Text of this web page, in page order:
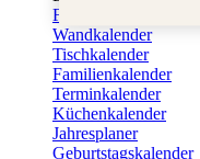
Fotokalender
Wandkalender
Tischkalender
Familienkalender
Terminkalender
Küchenkalender
Jahresplaner
Geburtstagskalender